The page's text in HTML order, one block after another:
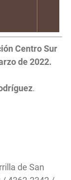
Centro Sur
de 2022.
.
de San